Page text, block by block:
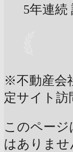
5年連続
※不動産会
定サイト
このペー
はありませ